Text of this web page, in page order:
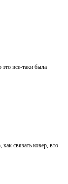
все-таки была
как связать ковер, вто